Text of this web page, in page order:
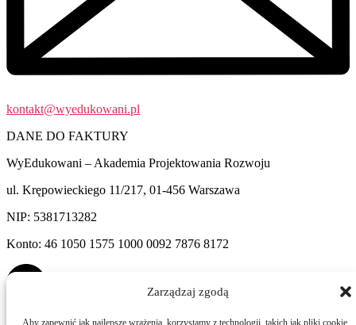
Zarządzaj zgodą
Aby zapewnić jak najlepsze wrażenia, korzystamy z technologii, takich jak pliki cookie,
kontakt@wyedukowani.pl
DANE DO FAKTURY
WyEdukowani – Akademia Projektowania Rozwoju
ul. Krępowieckiego 11/217, 01-456 Warszawa
NIP: 5381713282
Konto: 46 1050 1575 1000 0092 7876 8172